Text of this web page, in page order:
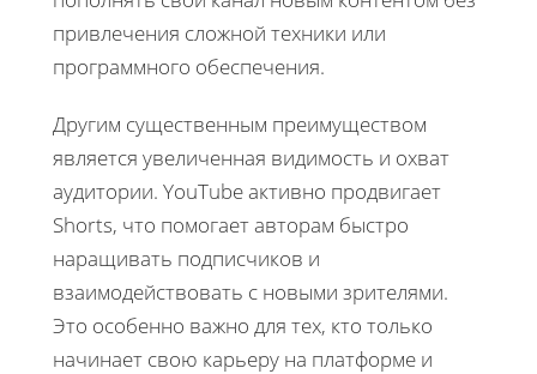
привлечения сложной техники или
программного обеспечения.
Другим существенным преимуществом
является увеличенная видимость и охват
аудитории. YouTube активно продвигает
Shorts, что помогает авторам быстро
наращивать подписчиков и
взаимодействовать с новыми зрителями.
Это особенно важно для тех, кто только
начинает свою карьеру на платформе и